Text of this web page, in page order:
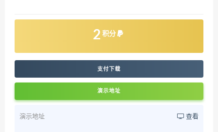
2 积分
支付下载
演示地址
演示地址 查看